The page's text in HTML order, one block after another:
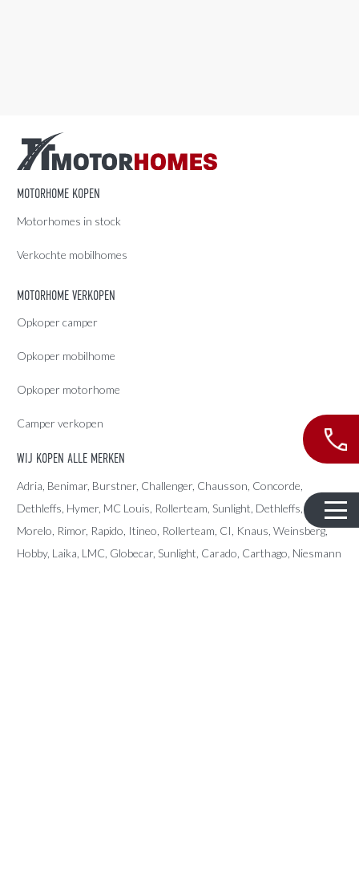
MOTORHOME KOPEN
Motorhomes in stock
Verkochte mobilhomes
MOTORHOME VERKOPEN
Opkoper camper
Opkoper mobilhome
Opkoper motorhome
Camper verkopen
WIJ KOPEN ALLE MERKEN
Adria , Benimar, Burstner, Challenger, Chausson, Concorde,
Dethleffs Hymer, MC Louis , Rollerteam, Sunlight, Dethleffs,
Morelo, Rimor, Rapido, Itineo, Rollerteam, CI, Knaus, Weinsberg,
Hobby, Laika, LMC, Globecar, Sunlight, Carado, Carthago, Niesmann